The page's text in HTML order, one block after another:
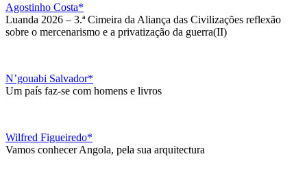
Agostinho Costa*
Luanda 2026 – 3.ª Cimeira da Aliança das Civilizações reflexão
sobre o mercenarismo e a privatização da guerra(II)
N’gouabi Salvador*
Um país faz-se com homens e livros
Wilfred Figueiredo*
Vamos conhecer Angola, pela sua arquitectura